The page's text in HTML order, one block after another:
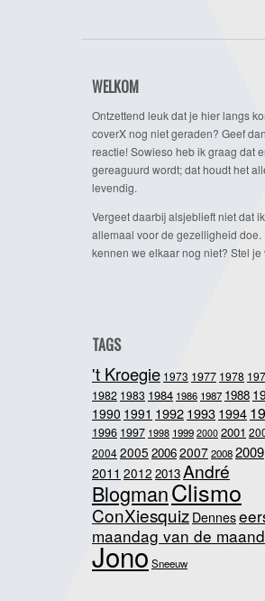
WELKOM
Ontzettend leuk dat je hier langs
coverX nog niet geraden? Geef
reactie! Sowieso heb ik graag dat
gereaguurd wordt; dat houdt het
levendig.
Vergeet daarbij alsjeblieft niet dat
allemaal voor de gezelligheid doe.
kennen we elkaar nog niet? Stel je
TAGS
't Kroegie 1973 1977 1978
1982 1983 1984 1986 1987 1988
1990 1991 19921993 1994
1996 1997 1998 1999 2000 2001
20042005 2006200720082009
2011 2012 2013André
BlogmanClismo
ConXiesquiz Dennes
maandag van de maand
JonoSneeuw